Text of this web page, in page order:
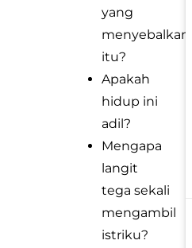
yang
menyebalkan
itu?
Apakah
hidup ini
adil?
Mengapa
langit
tega sekali
mengambil
istriku?